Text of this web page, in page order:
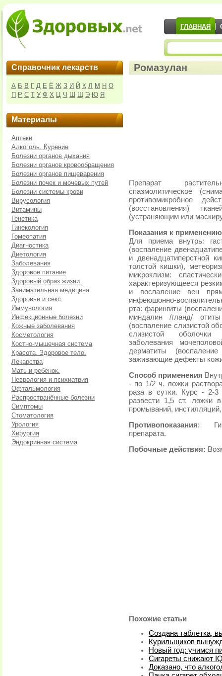
ГЛАВНАЯ
Справочник лекарств
А Б В Г Д Е Ё Ж З И Й К Л М Н О
П Р С Т У Ф Х Ц Ч Ш Щ Э Ю Я
Материалы
Аптеки
Алкоголь. Курение
Болезни органов дыхания
Болезни органов кровообращения
Болезни органов пищеварения
Болезни почек и мочевых путей
Болезни системы крови
Вирусология
Витамины
Генетика
Гинекология
Гомеопатия
Диагностика
Диетология
Заболевания
Здоровое питание
Здоровый образ жизни.
Занимательная медицина
Здоровье и секс
Иммунология
Инфекционные болезни
Кожные заболевания
Косметология
Костно-мышечная система
Красота. Здоровое тело.
Лекарства
Мать и ребенок.
Неврология и психиатрия
Офтальмология
Распространённые болезни
Симптомы
Стоматология
Урология
Хирургия
Эндокринная система
Ромазулан
Препарат
спазмолитическое
противомикробное
(восстановления)
(устраняющим или
Показания к применению
Для приема внутрь:
(воспаление
и двенадцатиперстной
толстой кишки),
микроклизм:
характеризующееся
и воспаление вен
инфеюшонно-
рта: фарингиты
миндалин /гланд/
(воспаление слизистой
слизистой оболочки
заболевания
дерматиты
заживающие дефекты
Способ применения
- по 1/2 ч. ложки
раза в сутки. Курс - 2-
развести 1,5 ст. ложки
промываний,
Противопоказания:
препарата.
Побочные действия:
Похожие статьи
Создана таблетка,
Курильщиков
Новый год: учимся
Сигареты снижают
Доказано, что